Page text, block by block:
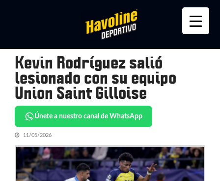
Kevin Rodríguez salió
lesionado con su equipo
Union Saint Gilloise
Únete a nuestro canal de WhatsApp
11/05/2026